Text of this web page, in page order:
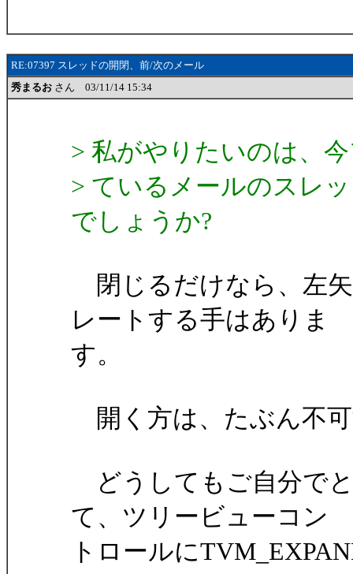
RE:07397 スレッドの開閉、前/次のメール
秀まるお さん 03/11/14 15:34
> 私がやりたいのは、
> ているメールのスレ
でしょうか?
閉じるだけなら、左
レートする手はありま
す。
開く方は、たぶん不
どうしてもご自分で
て、ツリービューコン
トロールに